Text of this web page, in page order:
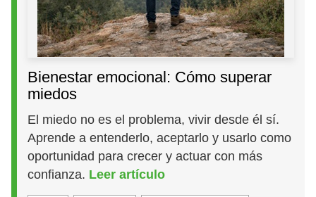
Bienestar emocional: Cómo superar
miedos
El miedo no es el problema, vivir desde él sí.
Aprende a entenderlo, aceptarlo y usarlo como
oportunidad para crecer y actuar con más
confianza. Leer artículo